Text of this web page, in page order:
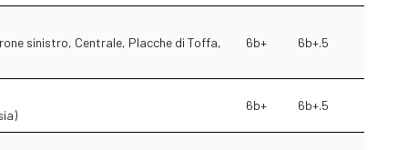
sinistro, Centrale, Placche di Toffa,
6b+ 6b+.5
6b+ 6b+.5